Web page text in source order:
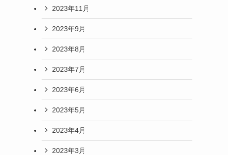
2023年11月
2023年9月
2023年8月
2023年7月
2023年6月
2023年5月
2023年4月
2023年3月